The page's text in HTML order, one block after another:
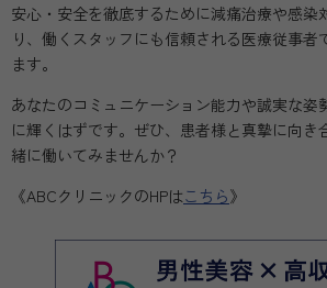
安心・安全を徹底するために減痛治療や感染
り、働くスタッフにも信頼される医療従事者
ます。
あなたのコミュニケーション能力や誠実な姿
に輝くはずです。ぜひ、患者様と真摯に向き
緒に働いてみませんか？
《ABCクリニックのHPはこちら》